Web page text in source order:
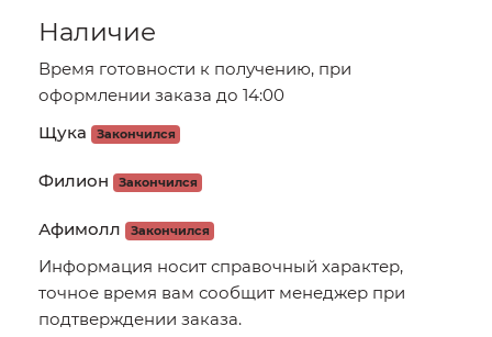
Наличие
Время готовности к получению, при
оформлении заказа до 14:00
Щука
Закончился
Филион Закончился
Афимолл Закончился
Информация носит справочный характер,
точное время вам сообщит менеджер при
подтверждении заказа.